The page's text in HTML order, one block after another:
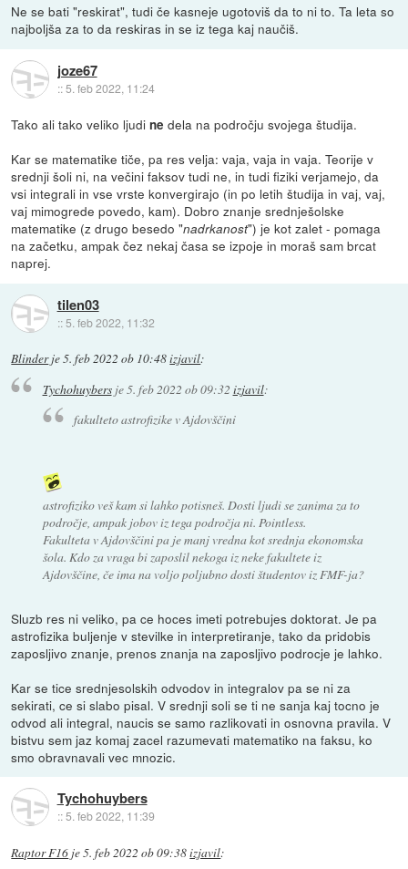
Ne se bati "reskirat", tudi če kasneje ugotoviš da to ni to. Ta leta so
najboljša za to da reskiras in se iz tega kaj naučiš.
joze67
::5. feb 2022, 11:24
Tako ali tako veliko ljudine dela na področju svojega študija.
Kar se matematike tiče, pa res velja: vaja, vaja in vaja. Teorije v
srednji šoli ni, na večini faksov tudi ne, in tudi fiziki verjamejo, da
vsi integrali in vse vrste konvergirajo (in po letih študija in vaj, vaj,
vaj mimogrede povedo, kam). Dobro znanje srednješolske
matematike (z drugo besedo "nadrkanost") je kot zalet - pomaga
na začetku, ampak čez nekaj časa se izpoje in moraš sam brcat
naprej.
tilen03
:: 5. feb 2022, 11:32
Blinderje5. feb 2022 ob 10:48izjavil:
Tychohuybersje5. feb 2022 ob 09:32 izjavil:
fakulteto astrofizike v Ajdovščini
astrofiziko veš kam si lahko potisneš. Dosti ljudi se zanima za to
področje, ampak jobov iz tega področja ni. Pointless.
Fakulteta v Ajdovščini pa je manj vredna kot srednja ekonomska
šola. Kdo za vraga bi zaposlil nekoga iz neke fakultete iz
Ajdovščine, če ima na voljo poljubno dosti študentov iz FMF-ja?
Sluzb res ni veliko, pa ce hoces imeti potrebujes doktorat. Je pa
astrofizika buljenje v stevilke in interpretiranje, tako da pridobis
zaposljivo znanje, prenos znanja na zaposljivo podrocje je lahko.
Kar se tice srednjesolskih odvodov in integralov pa se ni za
sekirati, ce si slabo pisal. V srednji soli se ti ne sanja kaj tocno je
odvod ali integral, naucis se samo razlikovati in osnovna pravila. V
bistvu sem jaz komaj zacel razumevati matematiko na faksu, ko
smo obravnavali vec mnozic.
Tychohuybers
::5. feb 2022, 11:39
Raptor F16 je5. feb 2022 ob 09:38izjavil: